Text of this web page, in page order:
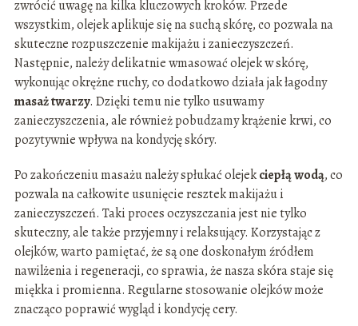
zwrócić uwagę na kilka kluczowych kroków. Przede
wszystkim, olejek aplikuje się na suchą skórę, co pozwala na
skuteczne rozpuszczenie makijażu i zanieczyszczeń.
Następnie, należy delikatnie wmasować olejek w skórę,
wykonując okrężne ruchy, co dodatkowo działa jak łagodny
masaż twarzy. Dzięki temu nie tylko usuwamy
zanieczyszczenia, ale również pobudzamy krążenie krwi, co
pozytywnie wpływa na kondycję skóry.
Po zakończeniu masażu należy spłukać olejekciepłą wodą, co
pozwala na całkowite usunięcie resztek makijażu i
zanieczyszczeń. Taki proces oczyszczania jest nie tylko
skuteczny, ale także przyjemny i relaksujący. Korzystając z
olejków, warto pamiętać, że są one doskonałym źródłem
nawilżenia i regeneracji, co sprawia, że nasza skóra staje się
miękka i promienna. Regularne stosowanie olejków może
znacząco poprawić wygląd i kondycję cery.